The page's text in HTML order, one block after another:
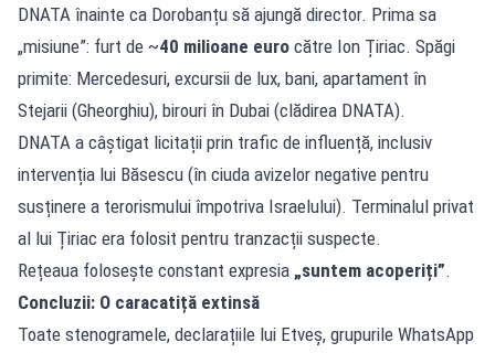
DNATA înainte ca Dorobanțu să ajungă director. Prima sa
„misiune”: furt de ~40 milioane euro către Ion Țiriac. Spăgi
primite: Mercedesuri, excursii de lux, bani, apartament în
Stejarii (Gheorghiu), birouri în Dubai (clădirea DNATA).
DNATA a câștigat licitații prin trafic de influență, inclusiv
intervenția lui Băsescu (în ciuda avizelor negative pentru
susținere a terorismului împotriva Israelului). Terminalul privat
al lui Țiriac era folosit pentru tranzacții suspecte.
Rețeaua folosește constant expresia „suntem acoperiți”.
Concluzii: O caracatiță extinsă
Toate stenogramele, declarațiile lui Etveș, grupurile WhatsApp